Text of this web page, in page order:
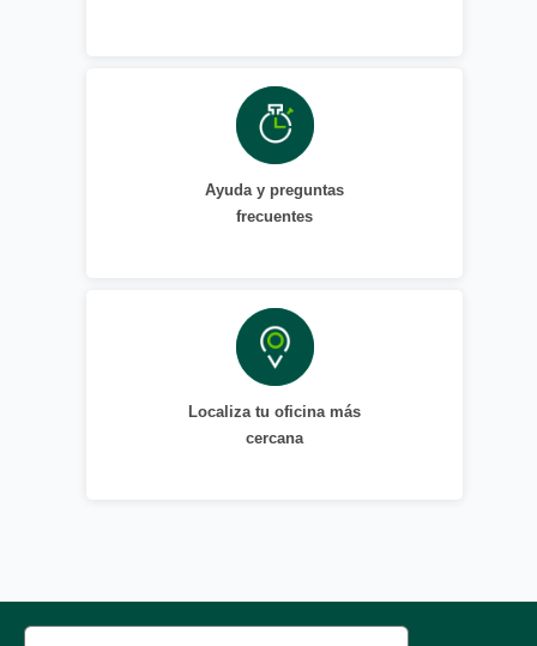
Ayuda y preguntas
frecuentes
Localiza tu oficina más
cercana